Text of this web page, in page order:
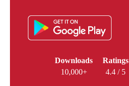
Downloads
10,000+
Ratings
4.4 / 5